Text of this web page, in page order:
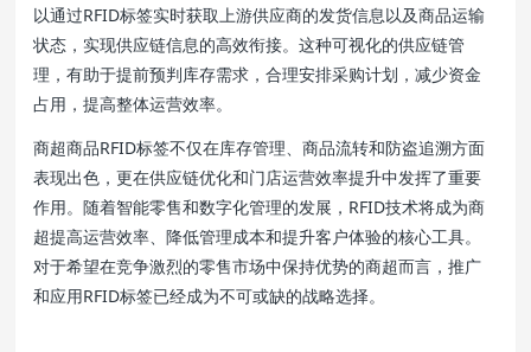
以通过RFID标签实时获取上游供应商的发货信息以及商品运输
状态，实现供应链信息的高效衔接。这种可视化的供应链管
理，有助于提前预判库存需求，合理安排采购计划，减少资金
占用，提高整体运营效率。
商超商品RFID标签不仅在库存管理、商品流转和防盗追溯方面
表现出色，更在供应链优化和门店运营效率提升中发挥了重要
作用。随着智能零售和数字化管理的发展，RFID技术将成为商
超提高运营效率、降低管理成本和提升客户体验的核心工具。
对于希望在竞争激烈的零售市场中保持优势的商超而言，推广
和应用RFID标签已经成为不可或缺的战略选择。